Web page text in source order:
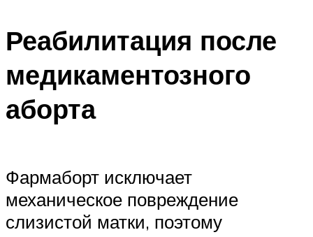
Реабилитация после
медикаментозного
аборта
Фармаборт исключает
механическое повреждение
слизистой матки, поэтому